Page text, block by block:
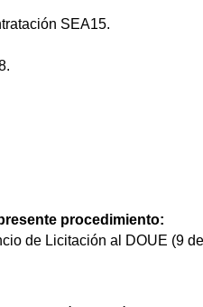
SEA15.
procedimiento:
de Licitación al DOUE (9